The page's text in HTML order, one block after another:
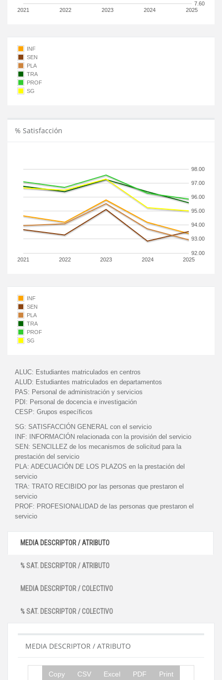
2021 2022 2023 2024 2025
7.60
INF
SEN
PLA
TRA
PROF
SG
% Satisfacción
2021 2022 2023 2024 2025
92.00
93.00
94.00
95.00
96.00
97.00
98.00
INF
SEN
PLA
TRA
PROF
SG
ALUC: Estudiantes matriculados en centros
ALUD: Estudiantes matriculados en departamentos
PAS: Personal de administración y servicios
PDI: Personal de docencia e investigación
CESP: Grupos específicos
SG: SATISFACCIÓN GENERAL con el servicio
INF:
INFORMACIÓN relacionada con la provisión del servicio
SEN: SENCILLEZ de los mecanismos de solicitud para la
prestación del servicio
PLA: ADECUACIÓN DE LOS PLAZOS en la prestación del
servicio
TRA: TRATO RECIBIDO por las personas que prestaron el
servicio
PROF: PROFESIONALIDAD de las personas que prestaron el
servicio
MEDIA DESCRIPTOR / ATRIBUTO
% SAT. DESCRIPTOR / ATRIBUTO
MEDIA DESCRIPTOR / COLECTIVO
% SAT. DESCRIPTOR / COLECTIVO
MEDIA DESCRIPTOR / ATRIBUTO
Copy CSV Excel PDF Print